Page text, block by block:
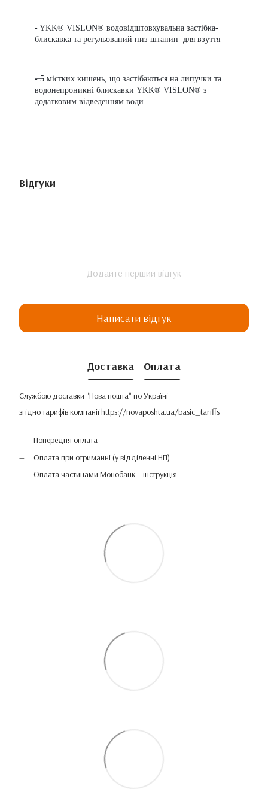
- YKK® VISLON® водовідштовхувальна застібка-
блискавка та регульований низ штанин для взуття
- 5 містких кишень, що застібаються на липучки та
водонепроникні блискавки YKK® VISLON® з
додатковим відведенням води
Відгуки
Додайте перший відгук
Написати відгук
Доставка Оплата
Службою доставки "Нова пошта" по Україні
згідно тарифів компаніїhttps://novaposhta.ua/basic_tariffs
Попередня оплата
Оплата при отриманні (у відділенні НП)
Оплата частинами Монобанк - інструкція